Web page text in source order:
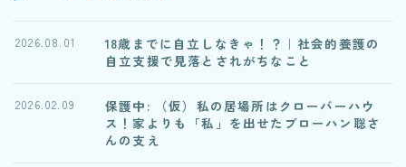
18歳までに自立しなきゃ！？｜社会的養護の
自立支援で見落とされがちなこと
2026.08.01
保護中: （仮）私の居場所はクローバーハウ
ス！家よりも「私」を出せたブローハン聡さ
んの支え
2026.02.09